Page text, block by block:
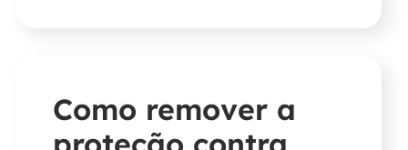
Como remover a